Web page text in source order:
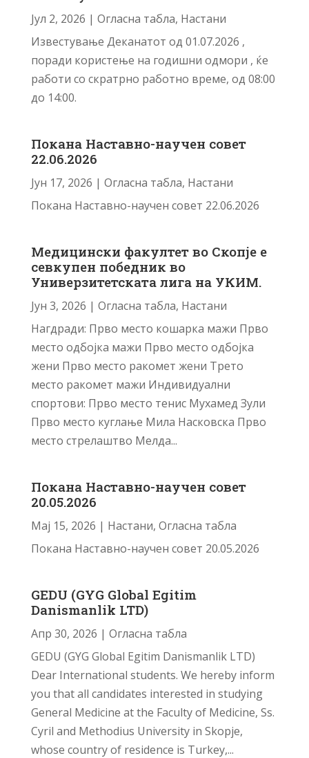
Јул 2, 2026 | Огласна табла, Настани
Известување Деканатот од 01.07.2026 ,
поради користење на годишни одмори , ќе
работи со скратрно работно време, од 08:00
до 14:00.
Покана Наставно-научен совет
22.06.2026
Јун 17, 2026 | Огласна табла, Настани
Покана Наставно-научен совет 22.06.2026
Медицински факултет во Скопје е
севкупен победник во
Универзитетската лига на УКИМ.
Јун 3, 2026 | Огласна табла, Настани
Нагдради: Прво место кошарка мажи Прво
место одбојка мажи Прво место одбојка
жени Прво место ракомет жени Трето
место ракомет мажи Индивидуални
спортови: Прво место тенис Мухамед Зули
Прво место куглање Мила Насковска Прво
место стрелаштво Мелда...
Покана Наставно-научен совет
20.05.2026
Мај 15, 2026 | Настани, Огласна табла
Покана Наставно-научен совет 20.05.2026
GEDU (GYG Global Egitim
Danismanlik LTD)
Апр 30, 2026 | Огласна табла
GEDU (GYG Global Egitim Danismanlik LTD)
Dear International students. We hereby inform
you that all candidates interested in studying
General Medicine at the Faculty of Medicine, Ss.
Cyril and Methodius University in Skopje,
whose country of residence is Turkey,...